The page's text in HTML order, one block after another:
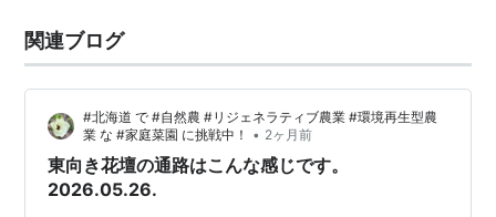
関連ブログ
#北海道 で #自然農 #リジェネラティブ農業 #環境再生型農
業 な #家庭菜園 に挑戦中！
• 2ヶ月前
東向き花壇の通路はこんな感じです。
2026.05.26.